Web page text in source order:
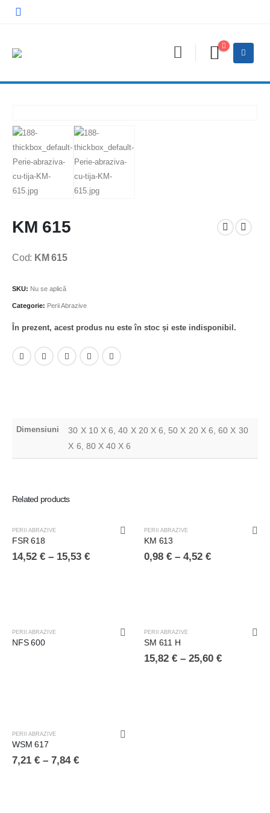
KM 615
Cod: KM 615
SKU: Nu se aplică
Categorie: Perii Abrazive
În prezent, acest produs nu este în stoc și este indisponibil.
Dimensiuni
30 X 10 X 6, 40 X 20 X 6, 50 X 20 X 6, 60 X 30
X 6, 80 X 40 X 6
Related products
PERII ABRAZIVE
FSR 618
14,52 € – 15,53 €
PERII ABRAZIVE
KM 613
0,98 € – 4,52 €
PERII ABRAZIVE
NFS 600
PERII ABRAZIVE
SM 611 H
15,82 € – 25,60 €
PERII ABRAZIVE
WSM 617
7,21 € – 7,84 €